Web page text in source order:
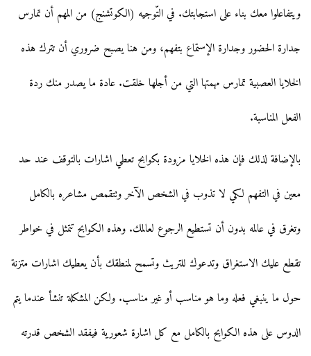
ويتفاعلوا معك بناء على استجابتك. في التّوجيه (الكوتشنج) من المهم أن تمارس
جدارة الحضور وجدارة الإستماع بتفهم، ومن هنا يصبح ضروري أن تترك هذه
الخلايا العصبية تمارس مهمتها التي من أجلها خلقت. عادة ما يصدر منك ردة
الفعل المناسبة.
بالإضافة لذلك فإن هذه الخلايا مزودة بكوابح تعطي اشارات بالتوقف عند حد
معين في التفهم لكي لا تذوب في الشخص الآخر وتتقمص مشاعره بالكامل
وتغرق في عالمه بدون أن تستطيع الرجوع لعالمك. وهذه الكوابح تتمثل في خواطر
تقطع عليك الاستغراق وتدعوك للتريث وتسمح لمنطقك بأن يعطيك اشارات متزنة
حول ما ينبغي فعله وما هو مناسب أو غير مناسب. ولكن المشكلة تنشأ عندما يتم
الدوس على هذه الكوابح بالكامل مع كل اشارة شعورية فيفقد الشخص قدرته